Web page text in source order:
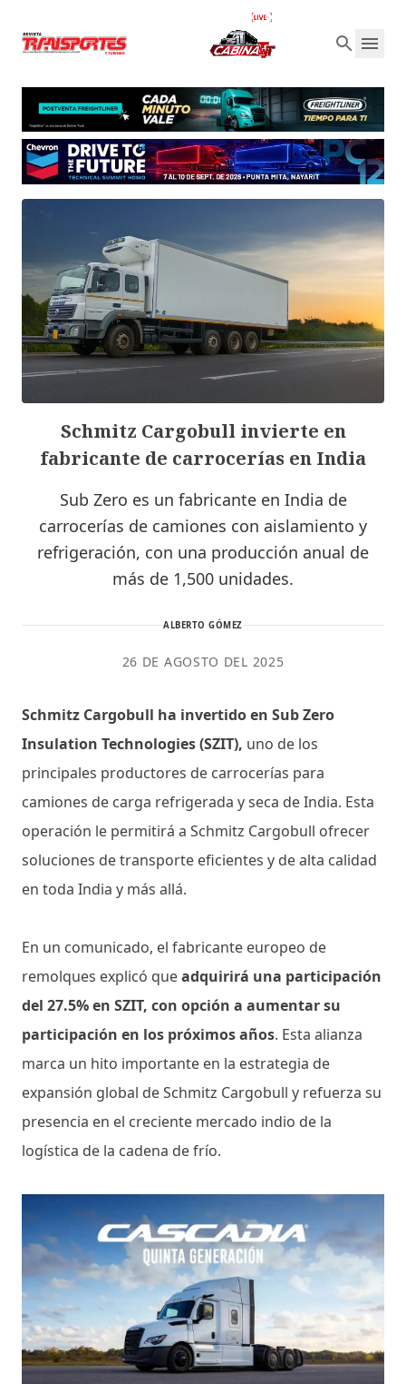
Schmitz Cargobull invierte en
fabricante de carrocerías en India
Sub Zero es un fabricante en India de
carrocerías de camiones con aislamiento y
refrigeración, con una producción anual de
más de 1,500 unidades.
ALBERTO GÓMEZ
26 DE AGOSTO DEL 2025
Schmitz Cargobull ha invertido en Sub Zero
Insulation Technologies (SZIT), uno de los
principales productores de carrocerías para
camiones de carga refrigerada y seca de India. Esta
operación le permitirá a Schmitz Cargobull ofrecer
soluciones de transporte eficientes y de alta calidad
en toda India y más allá.
En un comunicado, el fabricante europeo de
remolques explicó queadquirirá una participación
del 27.5% en SZIT, con opción a aumentar su
participación en los próximos años. Esta alianza
marca un hito importante en la estrategia de
expansión global de Schmitz Cargobull y refuerza su
presencia en el creciente mercado indio de la
logística de la cadena de frío.